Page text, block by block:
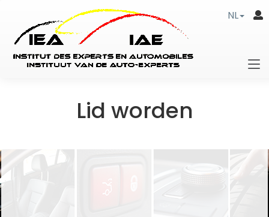
NL
Lid worden